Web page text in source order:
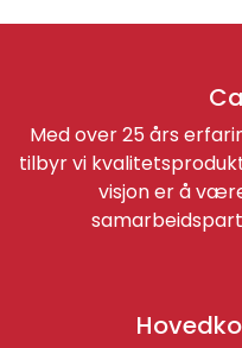
Med over 25 års
tilbyr vi
visjon er å